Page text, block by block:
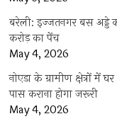
बरेली: इज्जतनगर बस अड्डे
करोड़ का पेंच
May 4, 2026
नोएडा के ग्रामीण क्षेत्रों
पास कराना होगा जरूरी
May 4, 2026